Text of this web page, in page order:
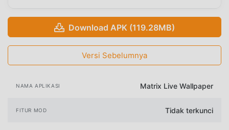
Download APK (119.28MB)
Versi Sebelumnya
NAMA APLIKASI Matrix Live Wallpaper
FITUR MOD Tidak terkunci